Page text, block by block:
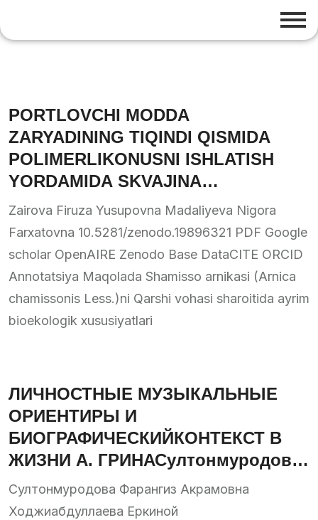
PORTLOVCHI MODDA
ZARYADINING TIQINDI QISMIDA
POLIMERLIKONUSNI ISHLATISH
YORDAMIDA SKVAJINA
KOSTRUKSIYASINITAKOMILLASHTI
RISH
Zairova Firuza Yusupovna Madaliyeva Nigora
Farxatovna 10.5281/zenodo.19896321 PDF Google
scholar OpenAIRE Zenodo Base DataCITE ORCID
Annotatsiya Maqolada Shamisso arnikasi (Arnica
chamissonis Less.)ni Qarshi vohasi sharoitida ayrim
bioekologik xususiyatlari
ЛИЧНОСТНЫЕ МУЗЫКАЛЬНЫЕ
ОРИЕНТИРЫ И
БИОГРАФИЧЕСКИЙКОНТЕКСТ В
ЖИЗНИ А. ГРИНАСултонмуродова
Фара
Султонмуродова Фарангиз Акрамовна
Ходжиабдуллаева Еркиной